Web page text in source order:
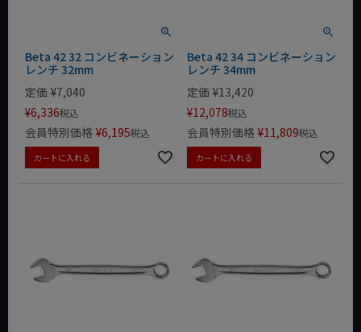
Beta 42 32 コンビネーション
レンチ 32mm
定価 ¥7,040
¥6,336税込
会員特別価格 ¥6,195税込
カートに入れる
Beta 42 34 コンビネーション
レンチ 34mm
定価 ¥13,420
¥12,078税込
会員特別価格 ¥11,809税込
カートに入れる